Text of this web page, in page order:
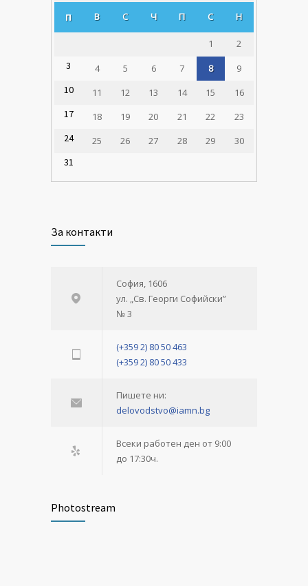
П В С Ч П С Н
1
2
3
4 5 6 7 8
9
10
11 12 13 14 15
16
17
18 19 20 21 22
23
24
25 26 27 28 29
30
31
За контакти
София, 1606
ул. „Св. Георги Софийски”
№ 3
(+359 2) 80 50 463
(+359 2) 80 50 433
Пишете ни:
delovodstvo@iamn.bg
Всеки работен ден от 9:00
до 17:30ч.
Photostream